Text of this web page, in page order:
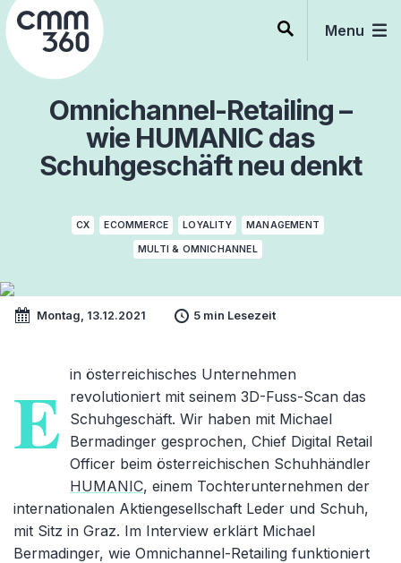
Skip
to
content
Menu
Omnichannel-Retailing –
wie HUMANIC das
Schuhgeschäft neu denkt
CX ECOMMERCE LOYALITY MANAGEMENT
MULTI & OMNICHANNEL
Montag, 13.12.2021 5 min Lesezeit
E in österreichisches Unternehmen
revolutioniert mit seinem 3D-Fuss-Scan das
Schuhgeschäft. Wir haben mit Michael
Bermadinger gesprochen, Chief Digital Retail
Officer beim österreichischen Schuhhändler
HUMANIC, einem Tochterunternehmen der
internationalen Aktiengesellschaft Leder und Schuh,
mit Sitz in Graz. Im Interview erklärt Michael
Bermadinger, wie Omnichannel-Retailing funktioniert